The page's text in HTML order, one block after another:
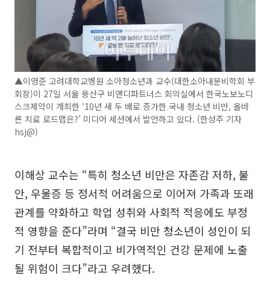
▲이영준 고려대학교병원 소아청소년과 교수(대한소아내분비학회 부
회장)이 27일 서울 용산구 비앤디파트너스 회의실에서 한국노보노디
스크제약이 개최한 ‘10년 새 두 배로 증가한 국내 청소년 비만, 올바
른 치료 로드맵은?’ 미디어 세션에서 발언하고 있다. (한성주 기자
hsj@)
이해상 교수는 “특히 청소년 비만은 자존감 저하, 불
안, 우울증 등 정서적 어려움으로 이어져 가족과 또래
관계를 약화하고 학업 성취와 사회적 적응에도 부정
적 영향을 준다”라며 “결국 비만 청소년이 성인이 되
기 전부터 복합적이고 비가역적인 건강 문제에 노출
될 위험이 크다”라고 우려했다.